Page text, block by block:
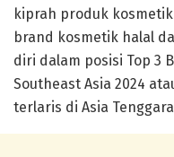
kiprah produk
brand kosmetik halal
diri dalam posisi Top 3
Southeast Asia 2024
terlaris di Asia